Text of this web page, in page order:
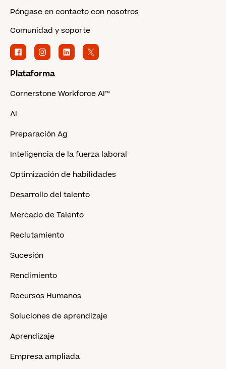
Póngase en contacto con nosotros
Comunidad y soporte
Plataforma
Cornerstone Workforce AI™
AI
Preparación Ag
Inteligencia de la fuerza laboral
Optimización de habilidades
Desarrollo del talento
Mercado de Talento
Reclutamiento
Sucesión
Rendimiento
Recursos Humanos
Soluciones de aprendizaje
Aprendizaje
Empresa ampliada